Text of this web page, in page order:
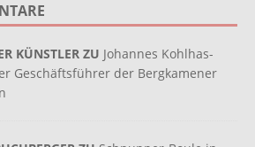
KÜNSTLER ZU Johannes Kohlhas-
Geschäftsführer der Bergkamener